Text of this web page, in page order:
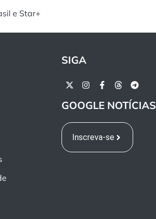
e Star+
SIGA
GOOGLE NOTÍCIAS
Inscreva-se